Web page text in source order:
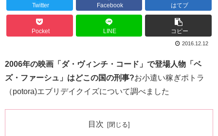
Twitter Facebook はてブ
Pocket LINE コピー
2016.12.12
2006年の映画「ダ・ヴィンチ・コード」で登場人物「ベ
ズ・ファーシュ」はどこの国の刑事?お小遣い稼ぎポトラ
（potora)エブリデイクイズについて調べました
目次